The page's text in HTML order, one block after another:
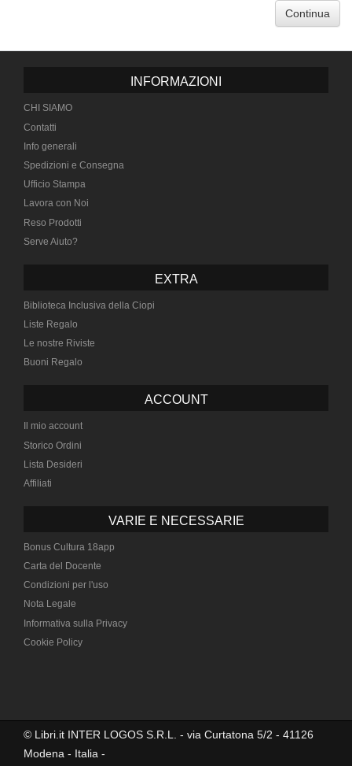
Continua
INFORMAZIONI
CHI SIAMO
Contatti
Info generali
Spedizioni e Consegna
Ufficio Stampa
Lavora con Noi
Reso Prodotti
Serve Aiuto?
EXTRA
Biblioteca Inclusiva della Ciopi
Liste Regalo
Le nostre Riviste
Buoni Regalo
ACCOUNT
Il mio account
Storico Ordini
Lista Desideri
Affiliati
VARIE E NECESSARIE
Bonus Cultura 18app
Carta del Docente
Condizioni per l'uso
Nota Legale
Informativa sulla Privacy
Cookie Policy
© Libri.it INTER LOGOS S.R.L. - via Curtatona 5/2 - 41126
Modena - Italia -